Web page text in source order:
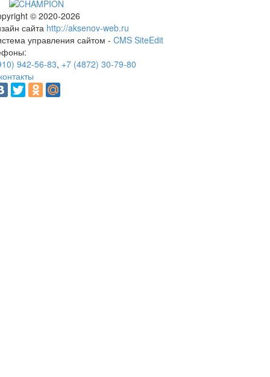
© 2020-2026
сайта http://aksenov-web.ru
управления сайтом - CMS SiteEdit
942-56-83, +7 (4872) 30-79-80